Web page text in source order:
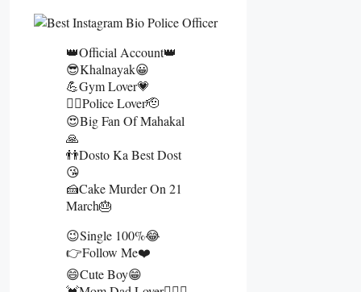
👑Official Account👑
😎Khalnayak😀
💪Gym Lover💗
👮‍♂️Police Lover🫡
😍Big Fan Of Mahakal
🙏
👬Dosto Ka Best Dost
😘
🍰Cake Murder On 21
March🎂
😉Single 100%😂
👉Follow Me❤️
😄Cute Boy😁